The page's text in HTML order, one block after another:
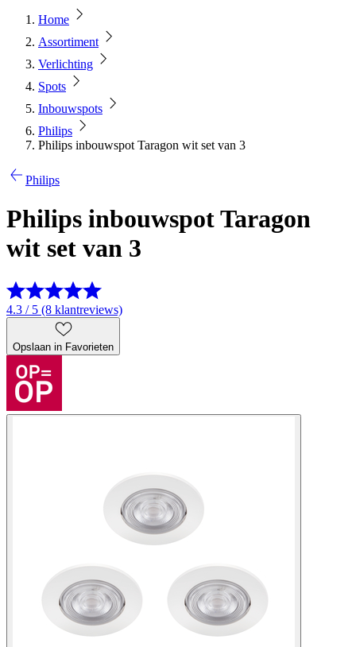
Home
Assortiment
Verlichting
Spots
Inbouwspots
Philips
Philips inbouwspot Taragon wit set van 3
Philips
Philips inbouwspot Taragon
wit set van 3
4.3 / 5 (8 klantreviews)
Opslaan in Favorieten